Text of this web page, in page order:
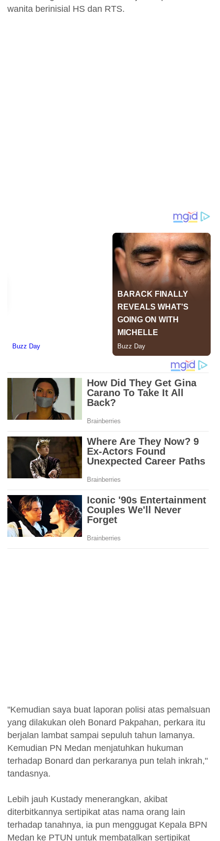
wanita berinisial HS dan RTS.
"Kemudian saya buat laporan polisi atas pemalsuan
yang dilakukan oleh Bonard Pakpahan, perkara itu
berjalan lambat sampai sepuluh tahun lamanya.
Kemudian PN Medan menjatuhkan hukuman
terhadap Bonard dan perkaranya pun telah inkrah,"
tandasnya.
Lebih jauh Kustady menerangkan, akibat
diterbitkannya sertipikat atas nama orang lain
terhadap tanahnya, ia pun menggugat Kepala BPN
Medan ke PTUN untuk membatalkan sertipikat